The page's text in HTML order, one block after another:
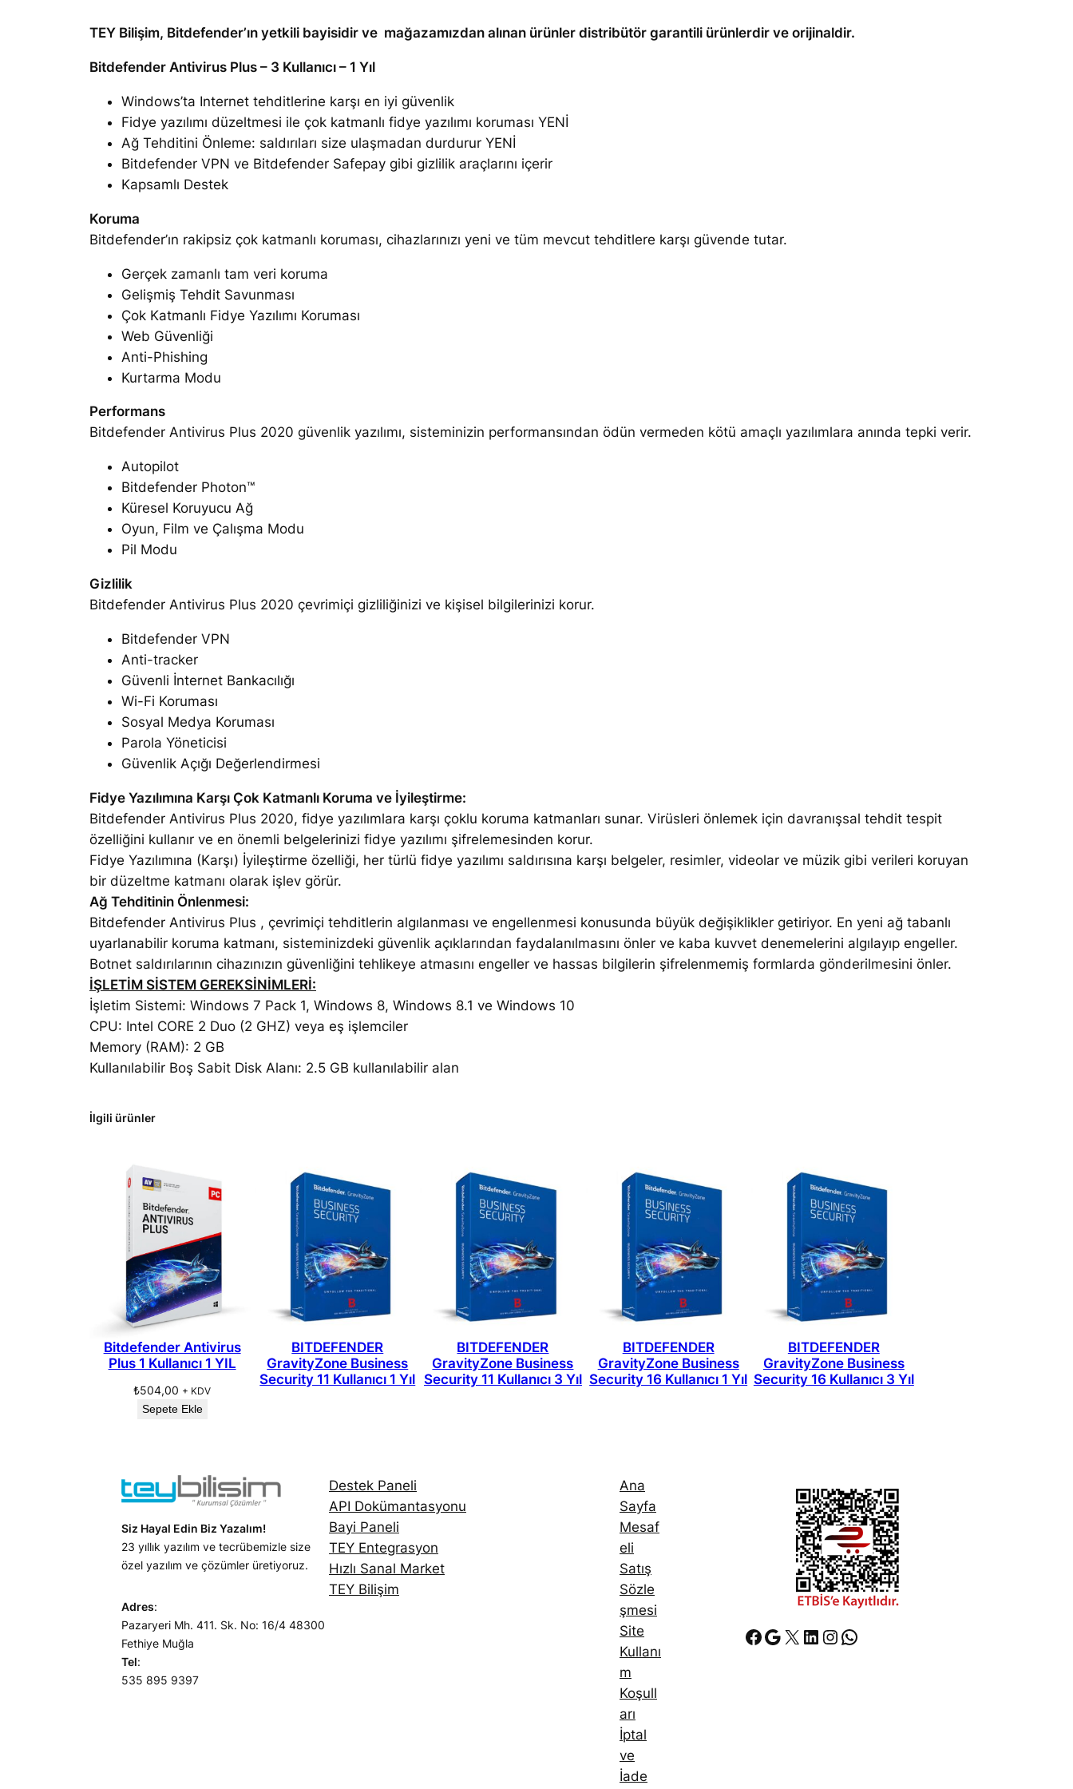
u
u
s
3
l
L
TEY Bilişim, Bitdefender’ın yetkili bayisidir ve mağazamızdan alınan ürünler distribütör garantili ürünlerdir ve orijinaldir.
Bitdefender Antivirus Plus – 3 Kullanıcı – 1 Yıl
Windows’ta Internet tehditlerine karşı en iyi güvenlik
Fidye yazılımı düzeltmesi ile çok katmanlı fidye yazılımı koruması YENİ
Ağ Tehditini Önleme: saldırıları size ulaşmadan durdurur YENİ
Bitdefender VPN ve Bitdefender Safepay gibi gizlilik araçlarını içerir
Kapsamlı Destek
Koruma
Bitdefender’ın rakipsiz çok katmanlı koruması, cihazlarınızı yeni ve tüm mevcut tehditlere karşı güvende tutar.
Gerçek zamanlı tam veri koruma
Gelişmiş Tehdit Savunması
Çok Katmanlı Fidye Yazılımı Koruması
Web Güvenliği
Anti-Phishing
Kurtarma Modu
Performans
Bitdefender Antivirus Plus 2020 güvenlik yazılımı, sisteminizin performansından ödün vermeden kötü amaçlı yazılımlara anında tepki verir.
Autopilot
Bitdefender Photon™
Küresel Koruyucu Ağ
Oyun, Film ve Çalışma Modu
Pil Modu
Gizlilik
Bitdefender Antivirus Plus 2020 çevrimiçi gizliliğinizi ve kişisel bilgilerinizi korur.
Bitdefender VPN
Anti-tracker
Güvenli İnternet Bankacılığı
Wi-Fi Koruması
Sosyal Medya Koruması
Parola Yöneticisi
Güvenlik Açığı Değerlendirmesi
Fidye Yazılımına Karşı Çok Katmanlı Koruma ve İyileştirme:
Bitdefender Antivirus Plus 2020, fidye yazılımlara karşı çoklu koruma katmanları sunar. Virüsleri önlemek için davranışsal tehdit tespit
özelliğini kullanır ve en önemli belgelerinizi fidye yazılımı şifrelemesinden korur.
Fidye Yazılımına (Karşı) İyileştirme özelliği, her türlü fidye yazılımı saldırısına karşı belgeler, resimler, videolar ve müzik gibi verileri koruyan
bir düzeltme katmanı olarak işlev görür.
Ağ Tehditinin Önlenmesi:
Bitdefender Antivirus Plus , çevrimiçi tehditlerin algılanması ve engellenmesi konusunda büyük değişiklikler getiriyor. En yeni ağ tabanlı
uyarlanabilir koruma katmanı, sisteminizdeki güvenlik açıklarından faydalanılmasını önler ve kaba kuvvet denemelerini algılayıp engeller.
Botnet saldırılarının cihazınızın güvenliğini tehlikeye atmasını engeller ve hassas bilgilerin şifrelenmemiş formlarda gönderilmesini önler.
İŞLETİM SİSTEM GEREKSİNİMLERİ:
İşletim Sistemi: Windows 7 Pack 1, Windows 8, Windows 8.1 ve Windows 10
CPU: Intel CORE 2 Duo (2 GHZ) veya eş işlemciler
Memory (RAM): 2 GB
Kullanılabilir Boş Sabit Disk Alanı: 2.5 GB kullanılabilir alan
İlgili ürünler
Bitdefender Antivirus
Plus 1 Kullanıcı 1 YIL
₺504,00 + KDV
Sepete Ekle
BITDEFENDER
GravityZone Business
Security 11 Kullanıcı 1 Yıl
BITDEFENDER
GravityZone Business
Security 11 Kullanıcı 3 Yıl
BITDEFENDER
GravityZone Business
Security 16 Kullanıcı 1 Yıl
BITDEFENDER
GravityZone Business
Security 16 Kullanıcı 3 Yıl
Siz Hayal Edin Biz Yazalım!
23 yıllık yazılım ve tecrübemizle size
özel yazılım ve çözümler üretiyoruz.
Adres:
Pazaryeri Mh. 411. Sk. No: 16/4 48300
Fethiye Muğla
Tel:
535 895 9397
Destek Paneli
API Dokümantasyonu
Bayi Paneli
TEY Entegrasyon
Hızlı Sanal Market
TEY Bilişim
Ana
Sayfa
Mesaf
eli
Satış
Sözle
şmesi
Site
Kullanı
m
Koşull
arı
İptal
ve
İade
Facebook Google X LinkedIn Instagram WhatsApp